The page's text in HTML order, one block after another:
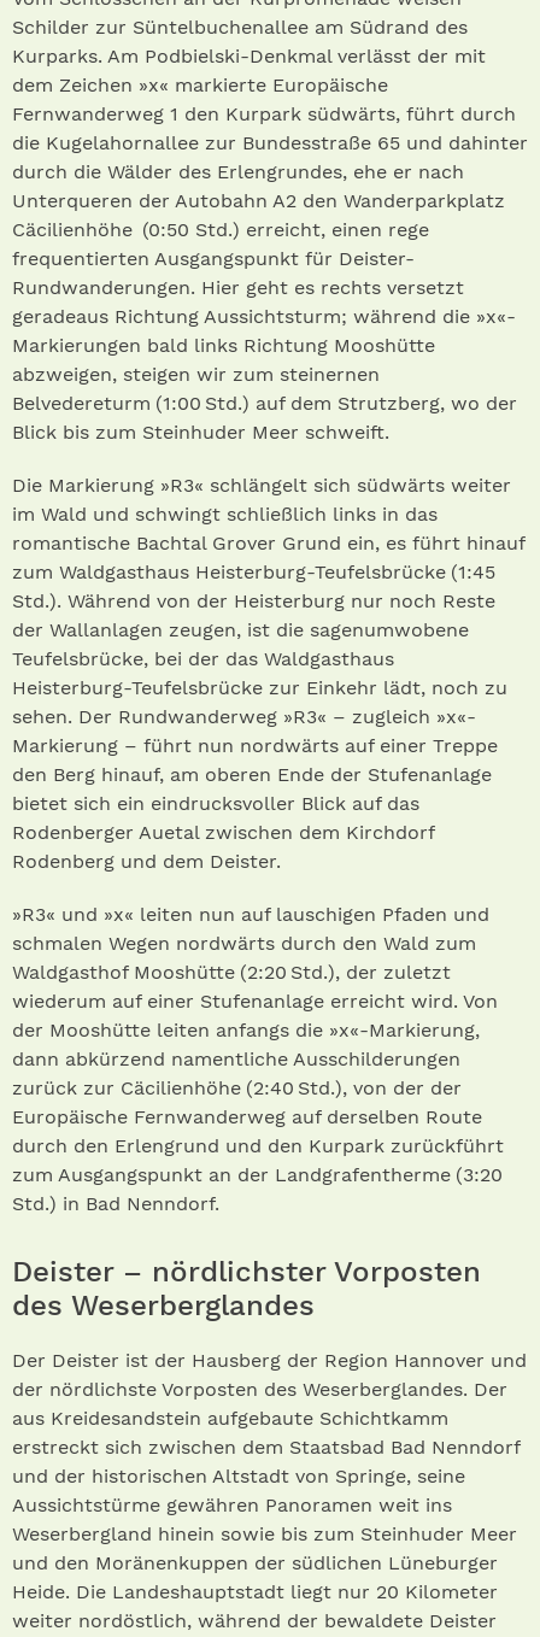
Schilder zur Süntelbuchenallee am Südrand des
Kurparks. Am Podbielski-Denkmal verlässt der mit
dem Zeichen »x« markierte Europäische
Fernwanderweg 1 den Kurpark südwärts, führt durch
die Kugelahornallee zur Bundesstraße 65 und dahinter
durch die Wälder des Erlengrundes, ehe er nach
Unterqueren der Autobahn A2 den Wanderparkplatz
Cäcilienhöhe (0:50 Std.) erreicht, einen rege
frequentierten Ausgangspunkt für Deister-
Rundwanderungen. Hier geht es rechts versetzt
geradeaus Richtung Aussichtsturm; während die »x«-
Markierungen bald links Richtung Mooshütte
abzweigen, steigen wir zum steinernen
Belvedereturm (1:00 Std.) auf dem Strutzberg, wo der
Blick bis zum Steinhuder Meer schweift.
Die Markierung »R3« schlängelt sich südwärts weiter
im Wald und schwingt schließlich links in das
romantische Bachtal Grover Grund ein, es führt hinauf
zum Waldgast­haus Heisterburg- Teufelsbrücke (1:45
Std.) . Während von der Heisterburg nur noch Reste
der Wallanlagen zeugen, ist die sagenumwobene
Teufelsbrücke, bei der das Waldgasthaus
Heisterburg- Teufelsbrücke zur Einkehr lädt, noch zu
sehen. Der Rundwanderweg »R3« – zugleich »x«-
Markierung – führt nun nordwärts auf einer Treppe
den Berg hinauf, am oberen Ende der Stufenanlage
bietet sich ein eindrucksvoller Blick auf das
Rodenberger Auetal zwischen dem Kirchdorf
Rodenberg und dem Deister.
»R3« und »x« leiten nun auf lauschigen Pfaden und
schmalen Wegen nordwärts durch den Wald zum
Waldgasthof Mooshütte (2:20 Std.) , der zuletzt
wiederum auf einer Stufenanlage erreicht wird. Von
der Mooshütte leiten anfangs die »x«-Markierung,
dann abkürzend namentliche Ausschilderungen
zurück zur Cäcilien­höhe (2:40 Std.) , von der der
Europäische Fernwanderweg auf derselben Route
durch den Erlengrund und den Kurpark zurückführt
zum Ausgangspunkt an der Landgrafentherme (3:20
Std.) in Bad Nenndorf.
Deister – nördlichster Vorposten
des Weserberglandes
Der Deister ist der Hausberg der Region Hannover und
der nördlichste Vorposten des Weserberglandes. Der
aus Kreidesandstein aufgebaute Schichtkamm
erstreckt sich zwischen dem Staatsbad Bad Nenndorf
und der historischen Altstadt von Springe, seine
Aussichtstürme gewähren Panoramen weit ins
Weserbergland hinein sowie bis zum Steinhuder Meer
und den Moränenkuppen der südlichen Lüneburger
Heide. Die Landeshauptstadt liegt nur 20 Kilometer
weiter nordöstlich, während der bewaldete Deister